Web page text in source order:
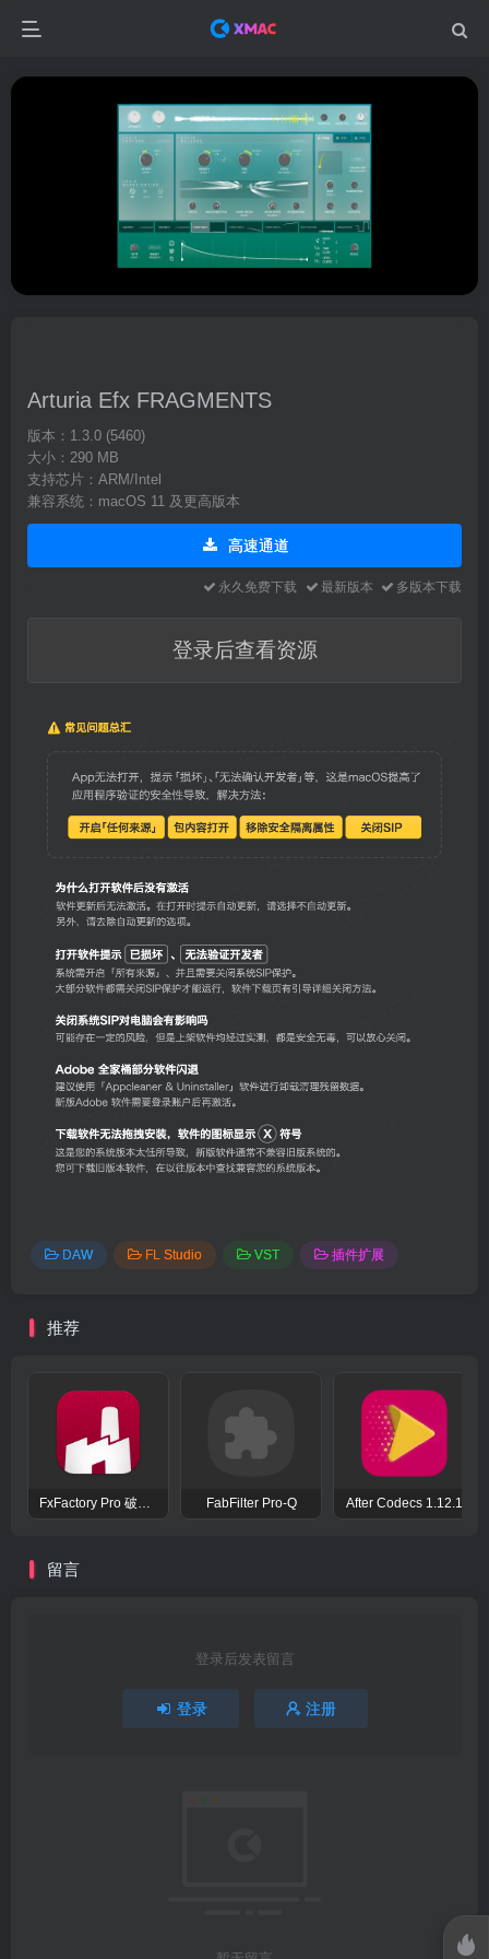
Arturia Efx FRAGMENTS
版本：1.3.0 (5460)
大小：290 MB
支持芯片：ARM/Intel
兼容系统：macOS 11 及更高版本
高速通道
永久免费下载 最新版本 多版本下载
登录后查看资源
DAW FL Studio VST 插件扩展
推荐
FxFactory Pro 破解版 视觉效果插件工具包 FabFilter Pro-Q After Codecs 1.12.1
留言
登录后发表留言
登录 注册